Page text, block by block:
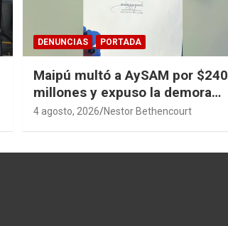
DENUNCIAS PORTADA
Maipú multó a AySAM por $240
millones y expuso la demora
cloacal en Guaymallén
4 agosto, 2026 Nestor Bethencourt